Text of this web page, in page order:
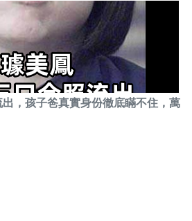
，孩子爸真實身份徹底瞞不住，萬